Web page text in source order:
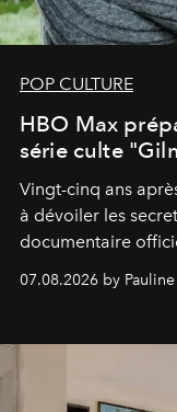
POP CULTURE
HBO Max
série culte
Vingt-cinq ans
à dévoiler les
documentaire
générationnel.
07.08.2026 by